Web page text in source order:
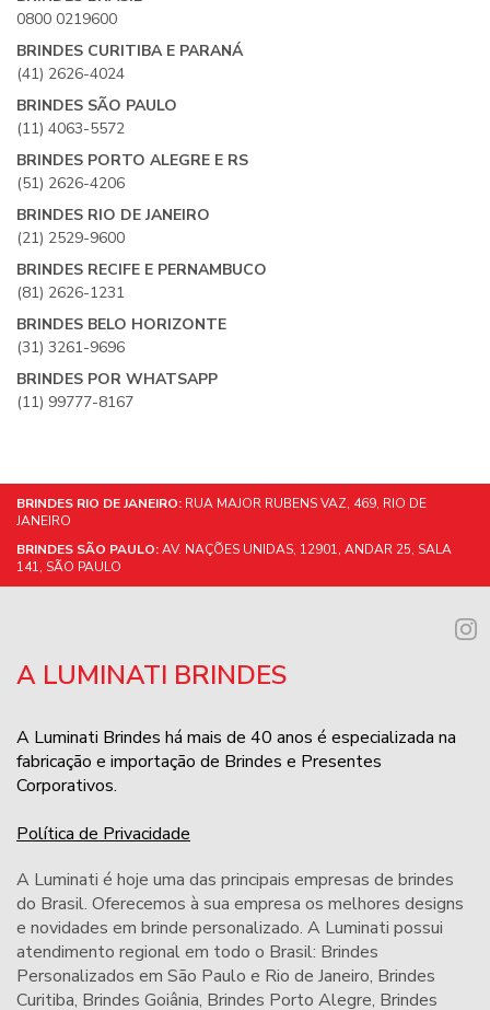
0800 0219600
BRINDES CURITIBA E PARANÁ
(41) 2626-4024
BRINDES SÃO PAULO
(11) 4063-5572
BRINDES PORTO ALEGRE E RS
(51) 2626-4206
BRINDES RIO DE JANEIRO
(21) 2529-9600
BRINDES RECIFE E PERNAMBUCO
(81) 2626-1231
BRINDES BELO HORIZONTE
(31) 3261-9696
BRINDES POR WHATSAPP
(11) 99777-8167
BRINDES RIO DE JANEIRO: RUA MAJOR RUBENS VAZ, 469, RIO DE
JANEIRO
BRINDES SÃO PAULO:AV. NAÇÕES UNIDAS, 12901, ANDAR 25, SALA
141, SÃO PAULO
A LUMINATI BRINDES
A Luminati Brindes há mais de 40 anos é especializada na
fabricação e importação de Brindes e Presentes
Corporativos.
Política de Privacidade
A Luminati é hoje uma das principais empresas de brindes
do Brasil. Oferecemos à sua empresa os melhores designs
e novidades em brinde personalizado. A Luminati possui
atendimento regional em todo o Brasil: Brindes
Personalizados em São Paulo e Rio de Janeiro, Brindes
Curitiba, Brindes Goiânia, Brindes Porto Alegre, Brindes